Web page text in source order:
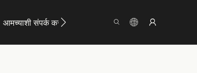
आमच्याशी संपर्क करा